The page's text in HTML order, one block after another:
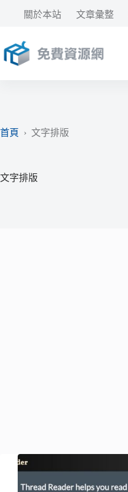
要
內
關於本站 文章彙整
首頁 › 文字排版
文字排版